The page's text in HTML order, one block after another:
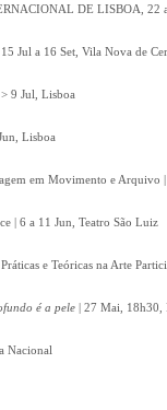
DE LISBOA, 22
Jul a 16 Set, Vila Nova de
9 Jul, Lisboa
Lisboa
em Movimento e Arquivo
| 6 a 11 Jun, Teatro São Luiz
e Teóricas na Arte
é a pele | 27 Mai, 18h30,
Nacional